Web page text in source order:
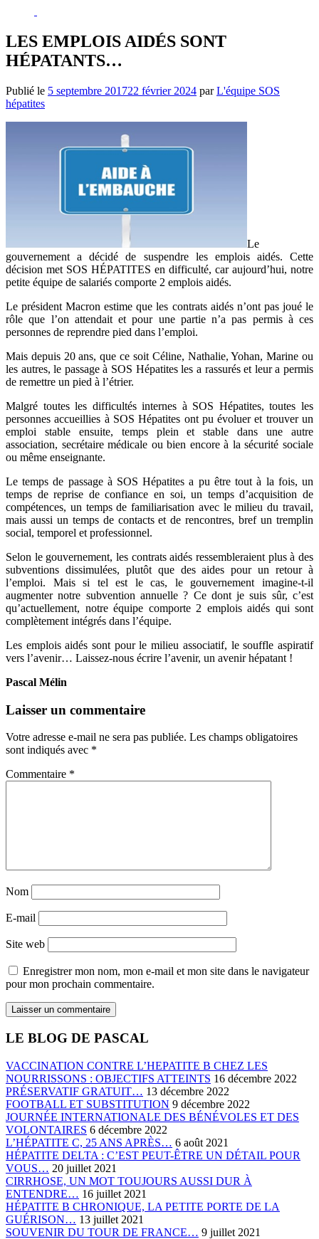
LES EMPLOIS AIDÉS SONT
HÉPATANTS…
Publié le 5 septembre 201722 février 2024 parL'équipe SOS
hépatites
Le
gouvernement a décidé de suspendre les emplois aidés. Cette
décision met SOS HÉPATITES en difficulté, car aujourd’hui, notre
petite équipe de salariés comporte 2 emplois aidés.
Le président Macron estime que les contrats aidés n’ont pas joué le
rôle que l’on attendait et pour une partie n’a pas permis à ces
personnes de reprendre pied dans l’emploi.
Mais depuis 20 ans, que ce soit Céline, Nathalie, Yohan, Marine ou
les autres, le passage à SOS Hépatites les a rassurés et leur a permis
de remettre un pied à l’étrier.
Malgré toutes les difficultés internes à SOS Hépatites, toutes les
personnes accueillies à SOS Hépatites ont pu évoluer et trouver un
emploi stable ensuite, temps plein et stable dans une autre
association, secrétaire médicale ou bien encore à la sécurité sociale
ou même enseignante.
Le temps de passage à SOS Hépatites a pu être tout à la fois, un
temps de reprise de confiance en soi, un temps d’acquisition de
compétences, un temps de familiarisation avec le milieu du travail,
mais aussi un temps de contacts et de rencontres, bref un tremplin
social, temporel et professionnel.
Selon le gouvernement, les contrats aidés ressembleraient plus à des
subventions dissimulées, plutôt que des aides pour un retour à
l’emploi. Mais si tel est le cas, le gouvernement imagine-t-il
augmenter notre subvention annuelle ? Ce dont je suis sûr, c’est
qu’actuellement, notre équipe comporte 2 emplois aidés qui sont
complètement intégrés dans l’équipe.
Les emplois aidés sont pour le milieu associatif, le souffle aspiratif
vers l’avenir… Laissez-nous écrire l’avenir, un avenir hépatant !
Pascal Mélin
Laisser un commentaire
Votre adresse e-mail ne sera pas publiée. Les champs obligatoires
sont indiqués avec *
Commentaire *
Nom
E-mail
Site web
Enregistrer mon nom, mon e-mail et mon site dans le navigateur
pour mon prochain commentaire.
LE BLOG DE PASCAL
VACCINATION CONTRE L’HEPATITE B CHEZ LES
NOURRISSONS : OBJECTIFS ATTEINTS 16 décembre 2022
PRÉSERVATIF GRATUIT… 13 décembre 2022
FOOTBALL ET SUBSTITUTION 9 décembre 2022
JOURNÉE INTERNATIONALE DES BÉNÉVOLES ET DES
VOLONTAIRES 6 décembre 2022
L’HÉPATITE C, 25 ANS APRÈS… 6 août 2021
HÉPATITE DELTA : C’EST PEUT-ÊTRE UN DÉTAIL POUR
VOUS… 20 juillet 2021
CIRRHOSE, UN MOT TOUJOURS AUSSI DUR À
ENTENDRE… 16 juillet 2021
HÉPATITE B CHRONIQUE, LA PETITE PORTE DE LA
GUÉRISON… 13 juillet 2021
SOUVENIR DU TOUR DE FRANCE… 9 juillet 2021